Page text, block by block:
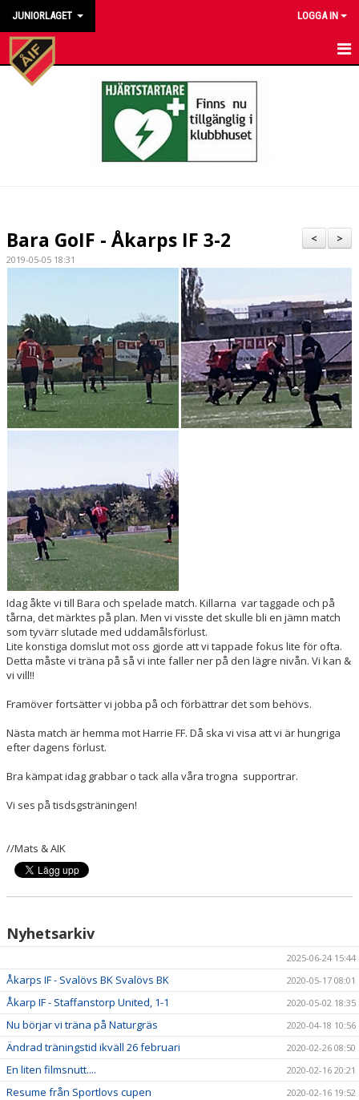
JUNIORLAGET LOGGA IN
HEM
BILDGALLERI
KONTAKT
>
<
Bara GoIF - Åkarps IF 3-2
2019-05-05 18:31
Idag åkte vi till Bara och spelade match. Killarna var taggade och på
tårna, det märktes på plan. Men vi visste det skulle bli en jämn match
som tyvärr slutade med uddamålsförlust.
Lite konstiga domslut mot oss gjorde att vi tappade fokus lite för ofta.
Detta måste vi träna på så vi inte faller ner på den lägre nivån. Vi kan &
vi vill!!
Framöver fortsätter vi jobba på och förbättrar det som behövs.
Nästa match är hemma mot Harrie FF. Då ska vi visa att vi är hungriga
efter dagens förlust.
Bra kämpat idag grabbar o tack alla våra trogna supportrar.
Vi ses på tisdsgsträningen!
//Mats & AIK
Nyhetsarkiv
2025-06-24 15:44
Åkarps IF - Svalövs BK Svalövs BK 2020-05-17 08:01
Åkarp IF - Staffanstorp United, 1-1 2020-05-02 18:35
Nu börjar vi träna på Naturgräs 2020-04-18 10:56
Ändrad träningstid ikväll 26 februari 2020-02-26 08:50
En liten filmsnutt.... 2020-02-16 20:21
Resume från Sportlovs cupen 2020-02-16 19:52